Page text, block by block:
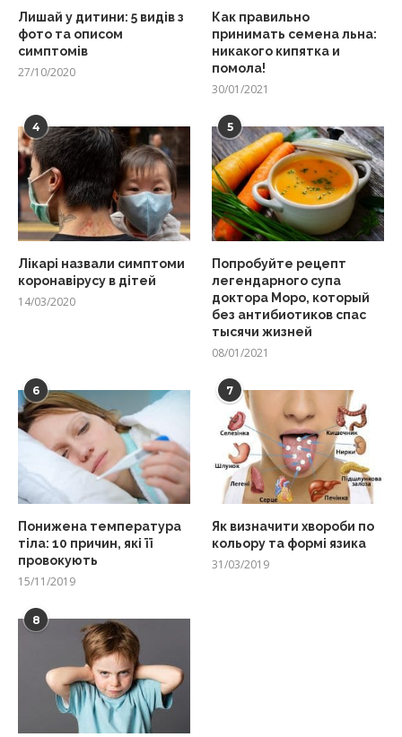
Лишай у дитини: 5 видів з
фото та описом
симптомів
27/10/2020
Как правильно
принимать семена льна:
никакого кипятка и
помола!
30/01/2021
4
Лікарі назвали симптоми
коронавірусу в дітей
14/03/2020
5
Попробуйте рецепт
легендарного супа
доктора Моро, который
без антибиотиков спас
тысячи жизней
08/01/2021
6
Понижена температура
тіла: 10 причин, які її
провокують
15/11/2019
7
Як визначити хвороби по
кольору та формі язика
31/03/2019
8